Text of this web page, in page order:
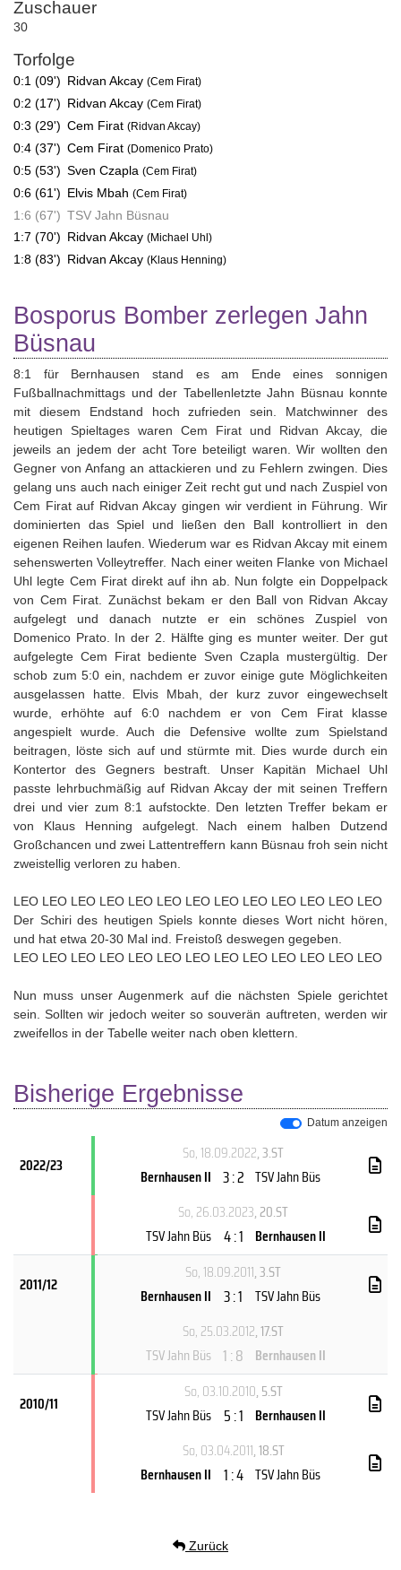
Zuschauer
30
Torfolge
0:1 (09') Ridvan Akcay (Cem Firat)
0:2 (17') Ridvan Akcay (Cem Firat)
0:3 (29') Cem Firat (Ridvan Akcay)
0:4 (37') Cem Firat (Domenico Prato)
0:5 (53') Sven Czapla (Cem Firat)
0:6 (61') Elvis Mbah (Cem Firat)
1:6 (67') TSV Jahn Büsnau
1:7 (70') Ridvan Akcay (Michael Uhl)
1:8 (83') Ridvan Akcay (Klaus Henning)
Bosporus Bomber zerlegen Jahn
Büsnau
8:1 für Bernhausen stand es am Ende eines sonnigen
Fußballnachmittags und der Tabellenletzte Jahn Büsnau konnte
mit diesem Endstand hoch zufrieden sein. Matchwinner des
heutigen Spieltages waren Cem Firat und Ridvan Akcay, die
jeweils an jedem der acht Tore beteiligt waren. Wir wollten den
Gegner von Anfang an attackieren und zu Fehlern zwingen. Dies
gelang uns auch nach einiger Zeit recht gut und nach Zuspiel von
Cem Firat auf Ridvan Akcay gingen wir verdient in Führung. Wir
dominierten das Spiel und ließen den Ball kontrolliert in den
eigenen Reihen laufen. Wiederum war es Ridvan Akcay mit einem
sehenswerten Volleytreffer. Nach einer weiten Flanke von Michael
Uhl legte Cem Firat direkt auf ihn ab. Nun folgte ein Doppelpack
von Cem Firat. Zunächst bekam er den Ball von Ridvan Akcay
aufgelegt und danach nutzte er ein schönes Zuspiel von
Domenico Prato. In der 2. Hälfte ging es munter weiter. Der gut
aufgelegte Cem Firat bediente Sven Czapla mustergültig. Der
schob zum 5:0 ein, nachdem er zuvor einige gute Möglichkeiten
ausgelassen hatte. Elvis Mbah, der kurz zuvor eingewechselt
wurde, erhöhte auf 6:0 nachdem er von Cem Firat klasse
angespielt wurde. Auch die Defensive wollte zum Spielstand
beitragen, löste sich auf und stürmte mit. Dies wurde durch ein
Kontertor des Gegners bestraft. Unser Kapitän Michael Uhl
passte lehrbuchmäßig auf Ridvan Akcay der mit seinen Treffern
drei und vier zum 8:1 aufstockte. Den letzten Treffer bekam er
von Klaus Henning aufgelegt. Nach einem halben Dutzend
Großchancen und zwei Lattentreffern kann Büsnau froh sein nicht
zweistellig verloren zu haben.
LEO LEO LEO LEO LEO LEO LEO LEO LEO LEO LEO LEO LEO
Der Schiri des heutigen Spiels konnte dieses Wort nicht hören,
und hat etwa 20-30 Mal ind. Freistoß deswegen gegeben.
LEO LEO LEO LEO LEO LEO LEO LEO LEO LEO LEO LEO LEO
Nun muss unser Augenmerk auf die nächsten Spiele gerichtet
sein. Sollten wir jedoch weiter so souverän auftreten, werden wir
zweifellos in der Tabelle weiter nach oben klettern.
Bisherige Ergebnisse
Datum anzeigen
2022/23
So, 18.09.2022, 3.ST
Bernhausen II 3 : 2 TSV Jahn Büs
So, 26.03.2023, 20.ST
TSV Jahn Büs 4 : 1 Bernhausen II
2011/12
So, 18.09.2011, 3.ST
Bernhausen II 3 : 1 TSV Jahn Büs
So, 25.03.2012, 17.ST
TSV Jahn Büs 1 : 8 Bernhausen II
2010/11
So, 03.10.2010, 5.ST
TSV Jahn Büs 5 : 1 Bernhausen II
So, 03.04.2011, 18.ST
Bernhausen II 1 : 4 TSV Jahn Büs
Zurück